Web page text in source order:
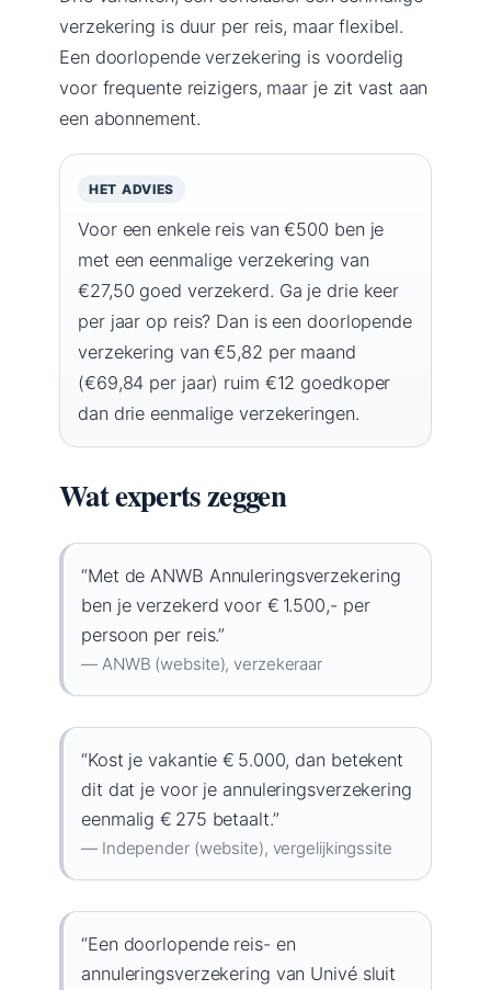
verzekering is duur per reis, maar flexibel.
Een doorlopende verzekering is voordelig
voor frequente reizigers, maar je zit vast aan
een abonnement.
HET ADVIES
Voor een enkele reis van €500 ben je
met een eenmalige verzekering van
€27,50 goed verzekerd. Ga je drie keer
per jaar op reis? Dan is een doorlopende
verzekering van €5,82 per maand
(€69,84 per jaar) ruim €12 goedkoper
dan drie eenmalige verzekeringen.
Wat experts zeggen
“Met de ANWB Annuleringsverzekering
ben je verzekerd voor € 1.500,- per
persoon per reis.”
— ANWB (website), verzekeraar
“Kost je vakantie € 5.000, dan betekent
dit dat je voor je annuleringsverzekering
eenmalig € 275 betaalt.”
— Independer (website), vergelijkingssite
“Een doorlopende reis- en
annuleringsverzekering van Univé sluit